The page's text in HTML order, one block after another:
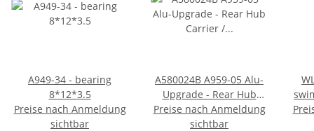
A949-34 - bearing
8*12*3.5
Preise nach Anmeldung
sichtbar
A580024B A959-05 Alu-
Upgrade - Rear Hub
Carrier / Aufhängung
Hinterachse
Preise nach Anmeldung
sichtbar